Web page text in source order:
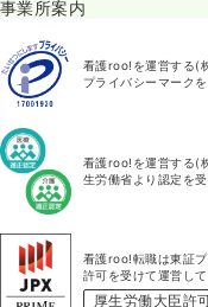
事業所案内
看護roo!を運営する(
プライバシーマーク
看護roo!を運営する(
生労働省より認定を受
看護roo!転職は東証
許可を受けて運営して
厚生労働大臣